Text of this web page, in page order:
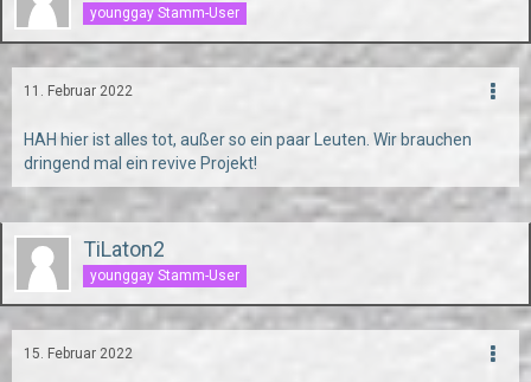
younggay Stamm-User
11. Februar 2022
HAH hier ist alles tot, außer so ein paar Leuten. Wir brauchen
dringend mal ein revive Projekt!
TiLaton2
younggay Stamm-User
15. Februar 2022